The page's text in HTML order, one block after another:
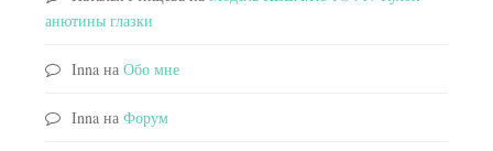
анютины глазки
Inna на Обо мне
Inna на Форум